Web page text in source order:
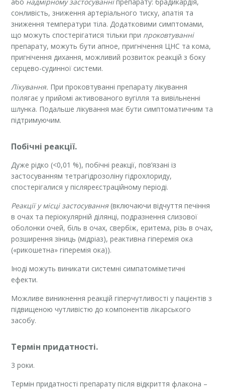
сонливість, зниження артеріального тиску, апатія та
зниження температури тіла. Додатковими симптомами,
що можуть спостерігатися тільки при проковтуванні
препарату, можуть бути апное, пригнічення ЦНС та кома,
пригнічення дихання, можливий розвиток реакцій з боку
серцево-судинної системи.
Лікування. При проковтуванні препарату лікування
полягає у прийомі активованого вугілля та вивільненні
шлунка. Подальше лікування має бути симптоматичним та
підтримуючим.
Побічні реакції.
Дуже рідко (<0,01 %), побічні реакції, пов’язані із
застосуванням тетрагідрозоліну гідрохлориду,
спостерігалися у післяреєстраційному періоді.
Реакції у місці застосування(включаючи відчуття печіння
в очах та періокулярній ділянці, подразнення слизової
оболонки очей, біль в очах, свербіж, еритема, різь в очах,
розширення зіниць (мідріаз), реактивна гіперемія ока
(«рикошетна» гіперемія ока)).
Іноді можуть виникати системні симпатоміметичні
ефекти.
Можливе виникнення реакцій гіперчутливості у пацієнтів з
підвищеною чутливістю до компонентів лікарського
засобу.
Термін придатності.
3 роки.
Термін придатності препарату після відкриття флакона –